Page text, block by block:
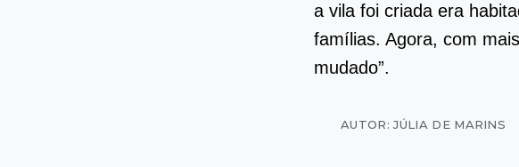
a vila foi criada era
famílias. Agora, com
mudado”.
AUTOR: JÚLIA DE MARINS